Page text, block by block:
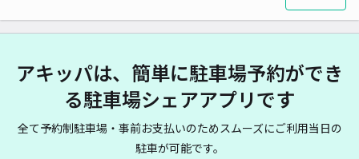
アキッパは、簡単に駐車場予約ができ
る駐車場シェアアプリです
全て予約制駐車場・事前お支払いのためスムーズにご利用当日の
駐車が可能です。